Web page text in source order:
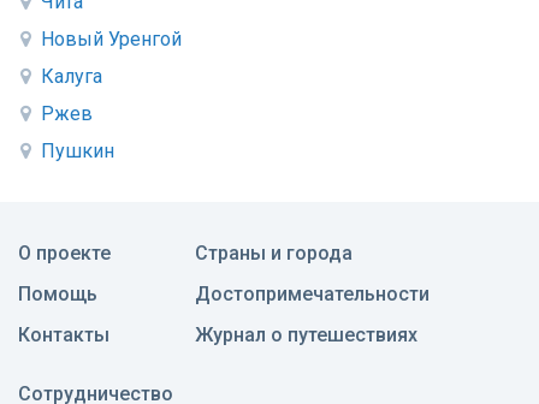
Новый Уренгой
Калуга
Ржев
Пушкин
О проекте
Помощь
Контакты
Страны и города
Достопримечательности
Журнал о путешествиях
Сотрудничество